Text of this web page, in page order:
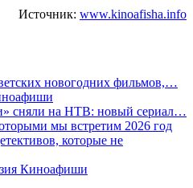
Источник: www.kinoafisha.info
новогодних фильмов,…
сняли на НТВ: новый сериал…
мы встретим 2026 год
которые не
Киноафиши